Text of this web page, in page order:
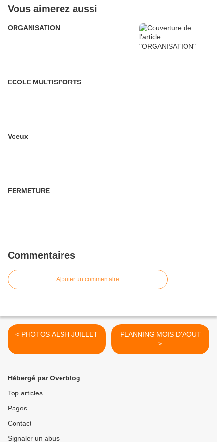
Vous aimerez aussi
ORGANISATION
ECOLE MULTISPORTS
Voeux
FERMETURE
Commentaires
Ajouter un commentaire
< PHOTOS ALSH JUILLET
PLANNING MOIS D'AOUT
>
Hébergé par Overblog
Top articles
Pages
Contact
Signaler un abus